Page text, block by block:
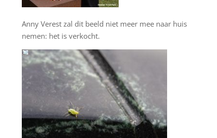
Anny Verest zal dit beeld niet meer mee naar huis
nemen: het is verkocht.